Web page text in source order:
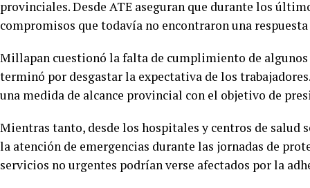
provinciales. Desde ATE aseguran que durante los
compromisos que todavía no encontraron una
Millapan cuestionó la falta de cumplimiento de algunos
terminó por desgastar la expectativa de los
una medida de alcance provincial con el objetivo de
Mientras tanto, desde los hospitales y centros de salud
la atención de emergencias durante las jornadas de
servicios no urgentes podrían verse afectados por la